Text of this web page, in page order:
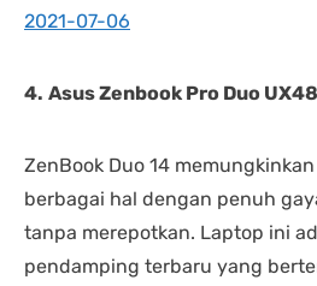
2021-07-06
4. Asus Zenbook Pro Duo
ZenBook Duo 14
berbagai hal dengan penuh
tanpa merepotkan. Laptop ini
pendamping terbaru yang